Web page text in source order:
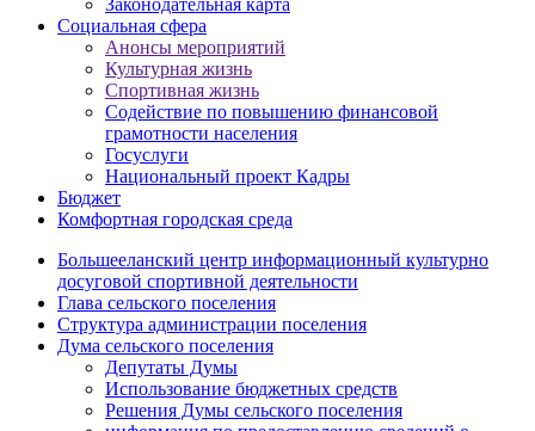
Законодательная карта
Социальная сфера
Анонсы мероприятий
Культурная жизнь
Спортивная жизнь
Содействие по повышению финансовой
грамотности населения
Госуслуги
Национальный проект Кадры
Бюджет
Комфортная городская среда
Большееланский центр информационный культурно
досуговой спортивной деятельности
Глава сельского поселения
Структура администрации поселения
Дума сельского поселения
Депутаты Думы
Использование бюджетных средств
Решения Думы сельского поселения